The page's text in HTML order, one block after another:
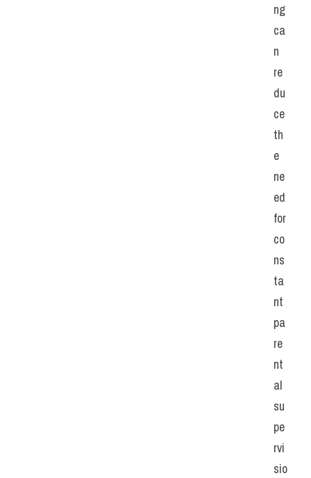
ng
ca
n
re
du
ce
th
e
ne
ed
for
co
ns
ta
nt
pa
re
nt
al
su
pe
rvi
sio